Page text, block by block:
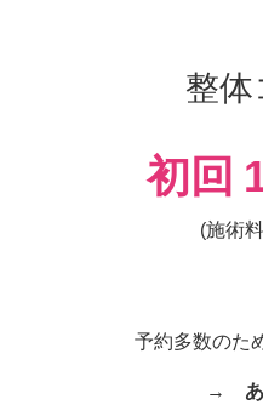
整体
初回
(施術
予約多数のた
→